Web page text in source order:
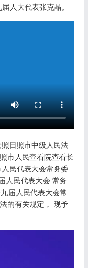
人大代表张克晶。
日照市中级人民法
市人民查看院查看长
民代表大会常务委
人民代表大会 常务
届人民代表大会常
的有关规定， 现予